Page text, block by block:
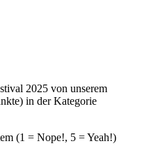
2025 von unserem
in der Kategorie
(1 = Nope!, 5 = Yeah!)